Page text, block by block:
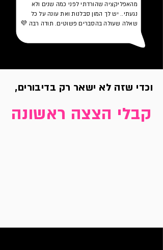
מהאפליקציה שהורדתי לפני כמה שנים ולא
נגעתי.. יש לך המון סבלנות ואת עונה על כל
שאלה שעולה בהסברים פשוטים. תודה רבה 💜
וכדי שזה לא ישאר רק בדיבורים,
קבלי הצצה ראשונה